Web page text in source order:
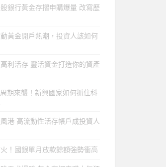
銀行黃金存摺申購爆量 改寫歷
黃金開戶熱潮，投資人該如何
利活存 靈活資金打造你的資產
期來襲！新興國家如何抓住科
港 高流動性活存帳戶成投資人
！國銀單月放款餘額強勢衝高